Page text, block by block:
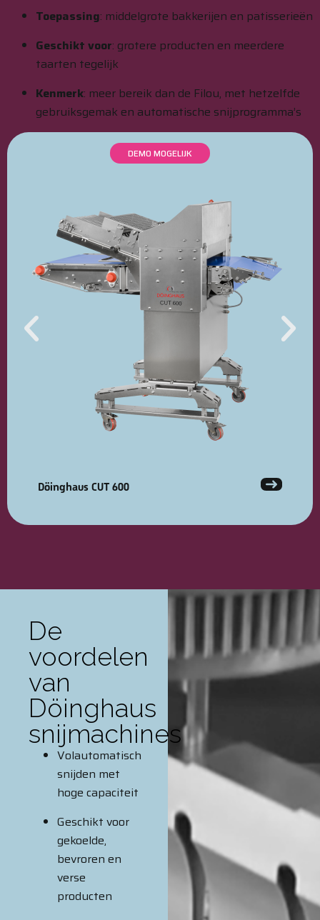
Toepassing: middelgrote bakkerijen en patisserieën
Geschikt voor: grotere producten en meerdere
taarten tegelijk
Kenmerk: meer bereik dan de Filou, met hetzelfde
gebruiksgemak en automatische snijprogramma’s
DEMO MOGELIJK
Döinghaus CUT 600
De
voordelen
van
Döinghaus
snijmachines
Volautomatisch
snijden met
hoge capaciteit
Geschikt voor
gekoelde,
bevroren en
verse
producten